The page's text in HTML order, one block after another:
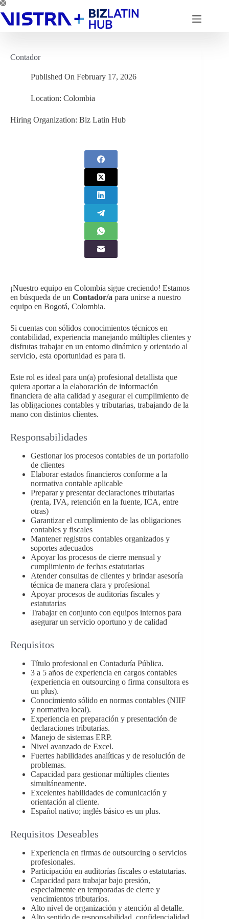
Skip
to
content
Contador
Published On February 17, 2026
Location: Colombia
Hiring Organization: Biz Latin Hub
¡Nuestro equipo en Colombia sigue creciendo! Estamos
en búsqueda de un Contador/a para unirse a nuestro
equipo en Bogotá, Colombia.
Si cuentas con sólidos conocimientos técnicos en
contabilidad, experiencia manejando múltiples clientes y
disfrutas trabajar en un entorno dinámico y orientado al
servicio, esta oportunidad es para ti.
Este rol es ideal para un(a) profesional detallista que
quiera aportar a la elaboración de información
financiera de alta calidad y asegurar el cumplimiento de
las obligaciones contables y tributarias, trabajando de la
mano con distintos clientes.
Responsabilidades
Gestionar los procesos contables de un portafolio
de clientes
Elaborar estados financieros conforme a la
normativa contable aplicable
Preparar y presentar declaraciones tributarias
(renta, IVA, retención en la fuente, ICA, entre
otras)
Garantizar el cumplimiento de las obligaciones
contables y fiscales
Mantener registros contables organizados y
soportes adecuados
Apoyar los procesos de cierre mensual y
cumplimiento de fechas estatutarias
Atender consultas de clientes y brindar asesoría
técnica de manera clara y profesional
Apoyar procesos de auditorías fiscales y
estatutarias
Trabajar en conjunto con equipos internos para
asegurar un servicio oportuno y de calidad
Requisitos
Título profesional en Contaduría Pública.
3 a 5 años de experiencia en cargos contables
(experiencia en outsourcing o firma consultora es
un plus).
Conocimiento sólido en normas contables (NIIF
y normativa local).
Experiencia en preparación y presentación de
declaraciones tributarias.
Manejo de sistemas ERP.
Nivel avanzado de Excel.
Fuertes habilidades analíticas y de resolución de
problemas.
Capacidad para gestionar múltiples clientes
simultáneamente.
Excelentes habilidades de comunicación y
orientación al cliente.
Español nativo; inglés básico es un plus.
Requisitos Deseables
Experiencia en firmas de outsourcing o servicios
profesionales.
Participación en auditorías fiscales o estatutarias.
Capacidad para trabajar bajo presión,
especialmente en temporadas de cierre y
vencimientos tributarios.
Alto nivel de organización y atención al detalle.
Alto sentido de responsabilidad, confidencialidad